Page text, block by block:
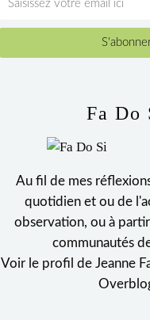
Fa Do
Au fil de mes
quotidien et ou de
observation, ou à
communautés
Voir le profil de Jeanne